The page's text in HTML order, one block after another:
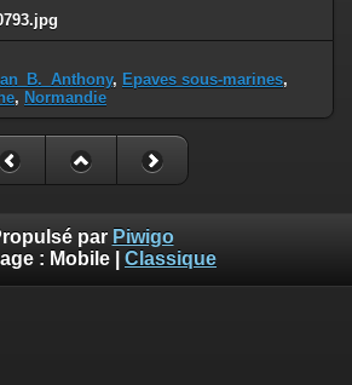
, Epaves sous-marines,
, Normandie
par Piwigo
: Mobile Classique